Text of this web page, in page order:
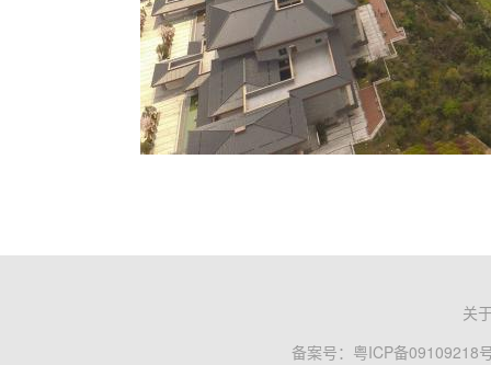
关
备案号： 粤ICP备09109218